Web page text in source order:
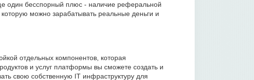
один бесспорный плюс - наличие реферальной
можно зарабатывать реальные деньги и
отдельных компонентов, которая
и услуг платформы вы сможете создать и
свою собственную IT инфраструктуру для